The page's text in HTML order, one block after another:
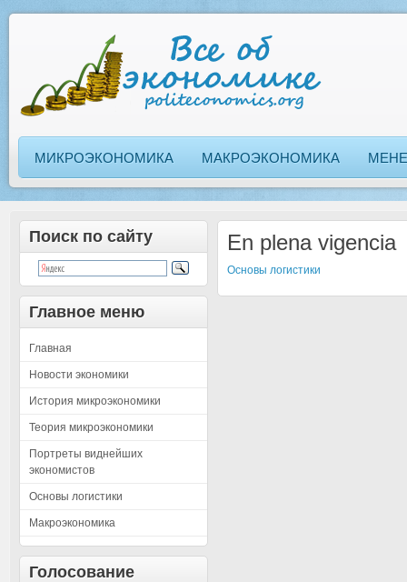
МИКРОЭКОНОМИКА МАКРОЭКОНОМИКА
Поиск по сайту
Главное меню
Главная
Новости экономики
История микроэкономики
Теория микроэкономики
Портреты виднейших
экономистов
Основы логистики
Макроэкономика
Голосование
En plena vigencia
Основы логистики